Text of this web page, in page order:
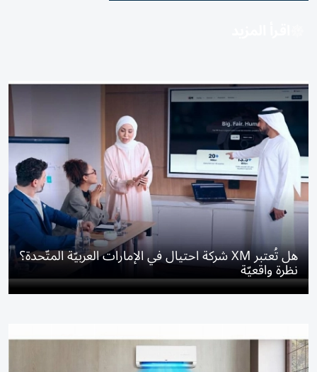
هل تُعتبر XM شركة احتيال في الإمارات العربيّة المتّحدة؟
نظرة واقعيّة